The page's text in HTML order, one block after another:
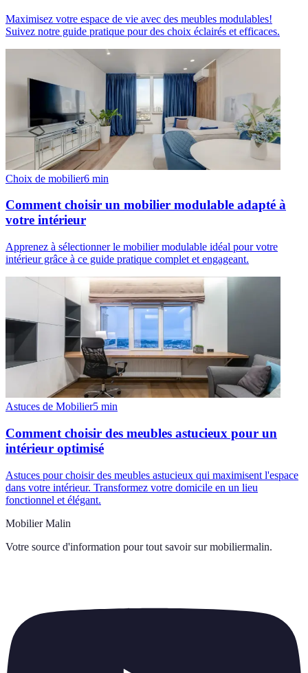
Maximisez votre espace de vie avec des meubles modulables!
Suivez notre guide pratique pour des choix éclairés et efficaces.
Choix de mobilier6 min
Comment choisir un mobilier modulable adapté à
votre intérieur
Apprenez à sélectionner le mobilier modulable idéal pour votre
intérieur grâce à ce guide pratique complet et engageant.
Astuces de Mobilier5 min
Comment choisir des meubles astucieux pour un
intérieur optimisé
Astuces pour choisir des meubles astucieux qui maximisent l'espace
dans votre intérieur. Transformez votre domicile en un lieu
fonctionnel et élégant.
Mobilier Malin
Votre source d'information pour tout savoir sur mobiliermalin.